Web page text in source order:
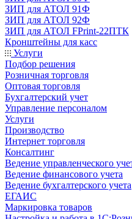
ЗИП для АТОЛ 91Ф
ЗИП для АТОЛ 92Ф
ЗИП для АТОЛ FPrint-22ПТК
Кронштейны для касс
Услуги
Подбор решения
Розничная торговля
Оптовая торговля
Бухгалтерский учет
Управление персоналом
Услуги
Производство
Интернет торговля
Консалтинг
Ведение управленческого
Ведение финансового учета
Ведение бухгалтерского учета
ЕГАИС
Маркировка товаров